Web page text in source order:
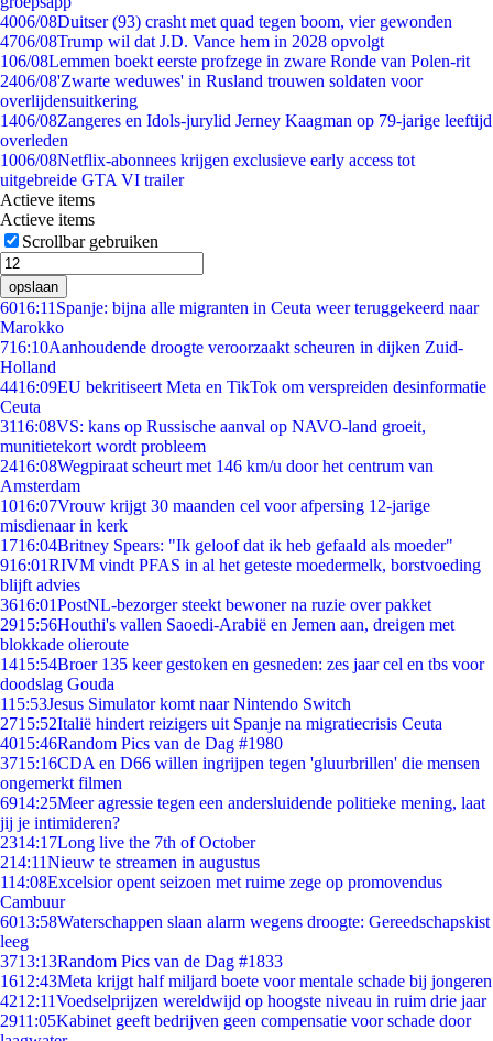
4006/08Duitser (93) crasht met quad tegen boom, vier gewonden
4706/08Trump wil dat J.D. Vance hem in 2028 opvolgt
106/08Lemmen boekt eerste profzege in zware Ronde van Polen-rit
2406/08'Zwarte weduwes' in Rusland trouwen soldaten voor
overlijdensuitkering
1406/08Zangeres en Idols-jurylid Jerney Kaagman op 79-jarige leeftijd
overleden
1006/08Netflix-abonnees krijgen exclusieve early access tot
uitgebreide GTA VI trailer
Actieve items
Actieve items
Scrollbar gebruiken
opslaan
6016:11 Spanje: bijna alle migranten in Ceuta weer teruggekeerd naar
Marokko
716:10Aanhoudende droogte veroorzaakt scheuren in dijken Zuid-
Holland
4416:09EU bekritiseert Meta en TikTok om verspreiden desinformatie
Ceuta
3116:08VS: kans op Russische aanval op NAVO-land groeit,
munitietekort wordt probleem
2416:08Wegpiraat scheurt met 146 km/u door het centrum van
Amsterdam
1016:07Vrouw krijgt 30 maanden cel voor afpersing 12-jarige
misdienaar in kerk
1716:04Britney Spears: "Ik geloof dat ik heb gefaald als moeder"
916:01RIVM vindt PFAS in al het geteste moedermelk, borstvoeding
blijft advies
3616:01PostNL-bezorger steekt bewoner na ruzie over pakket
2915:56Houthi's vallen Saoedi-Arabië en Jemen aan, dreigen met
blokkade olieroute
1415:54Broer 135 keer gestoken en gesneden: zes jaar cel en tbs voor
doodslag Gouda
115:53Jesus Simulator komt naar Nintendo Switch
2715:52Italië hindert reizigers uit Spanje na migratiecrisis Ceuta
4015:46Random Pics van de Dag #1980
3715:16CDA en D66 willen ingrijpen tegen 'gluurbrillen' die mensen
ongemerkt filmen
6914:25Meer agressie tegen een andersluidende politieke mening, laat
jij je intimideren?
2314:17Long live the 7th of October
214:11Nieuw te streamen in augustus
114:08Excelsior opent seizoen met ruime zege op promovendus
Cambuur
6013:58Waterschappen slaan alarm wegens droogte: Gereedschapskist
leeg
3713:13Random Pics van de Dag #1833
1612:43Meta krijgt half miljard boete voor mentale schade bij jongeren
4212:11Voedselprijzen wereldwijd op hoogste niveau in ruim drie jaar
2911:05Kabinet geeft bedrijven geen compensatie voor schade door